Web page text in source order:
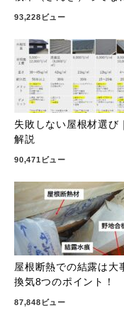
93,228ビュー
失敗しない屋根材選び
解説
90,471ビュー
屋根断熱での結露は
換気8つのポイント！
87,848ビュー